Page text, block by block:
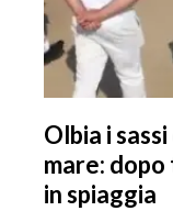
Olbia i
mare:
in spiaggia